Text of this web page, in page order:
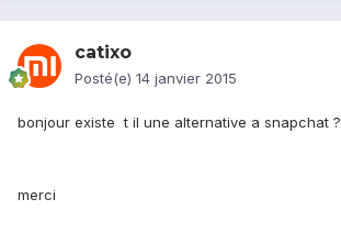
catixo
Posté(e) 14 janvier 2015
bonjour existe t il une alternative a snapchat ?
merci